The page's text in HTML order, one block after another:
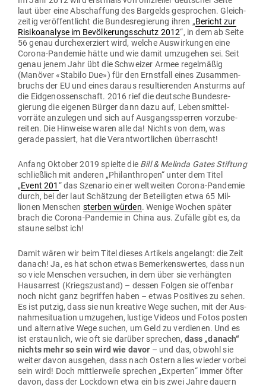
laut über eine Abschaffung des Bar­gelds gesprochen. Gleich­
zeitig ver­öf­fent­licht die Bun­des­re­gierung ihren „Bericht zur
Risi­ko­analyse im Bevölkerungsschutz 2012“, in dem ab Seite
56 genau durch­ex­er­ziert wird, welche Aus­wir­kungen eine
Corona-Pan­demie hätte und wie damit umzu­gehen sei. Seit
genau jenem Jahr übt die Schweizer Armee regel­mäßig
(Manöver «Stabilo Due») für den Ernstfall eines Zusam­men­
bruchs der EU und eines daraus resul­tie­renden Ansturms auf
die Eid­ge­nos­sen­schaft. 2016 rief die deutsche Bun­des­re­
gierung die eigenen Bürger dann dazu auf, Lebens­mit­tel­
vorräte anzu­legen und sich auf Aus­gangs­sperren vor­zu­be­
reiten. Die Hin­weise waren alle da! Nichts von dem, was
gerade pas­siert, hat die Ver­ant­wort­lichen überrascht!
Anfang Oktober 2019 spielte die Bill & Melinda Gates Stiftung
schließlich mit anderen „Phil­an­thropen“ unter dem Titel
„Event 201 “ das Sze­nario einer welt­weiten Corona-Pan­demie
durch, bei der laut Schätzung der Betei­ligten etwa 65 Mil­
lionen Men­schen sterben würden. Wenige Wochen später
brach die Corona-Pan­demie in China aus. Zufälle gibt es, da
staune selbst ich!
Damit wären wir beim Titel dieses Artikels ange­langt: die Zeit
danach! Ja, es hat schon etwas Bemer­kens­wertes, dass nun
so viele Men­schen ver­suchen, in dem über sie ver­hängten
Haus­arrest (Kriegs­zu­stand) – dessen Folgen sie offenbar
noch nicht ganz begriffen haben – etwas Posi­tives zu sehen.
Es ist putzig, dass sie nun kreative Wege suchen, mit der Aus­
nah­me­si­tuation umzu­gehen, lustige Videos und Fotos posten
und alter­native Wege suchen, um Geld zu ver­dienen. Und es
ist erstaunlich, wie oft sie darüber sprechen, dass „danach“
nichts mehr so sein wird wie davor – und das, obwohl sie
weiter davon aus­gehen, dass nach Ostern alles wieder vorbei
sein wird! Doch mitt­ler­weile sprechen „Experten“ immer öfter
davon, dass der Lockdown etwa ein bis zwei Jahre dauern